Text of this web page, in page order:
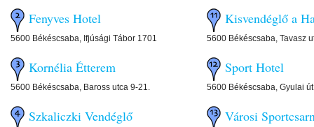
Fenyves Hotel
5600 Békéscsaba, Ifjúsági Tábor 1701
Kornélia Étterem
5600 Békéscsaba, Baross utca 9-21.
Szkaliczki Vendéglő
Kisvendéglő a
5600 Békéscsaba, Tavasz
Sport Hotel
5600 Békéscsaba, Gyulai
Városi